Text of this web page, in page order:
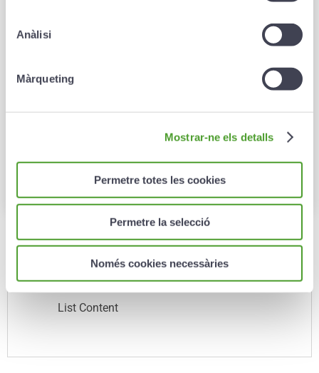
Anàlisi
Màrqueting
Mostrar-ne els detalls
Permetre totes les cookies
Permetre la selecció
Només cookies necessàries
Lorem ipsum dolor sit amet, consectetur adipisicing elit, sed do
eiusmod tempor incididunt ut labore et
Calcula la teva jubilació
List Title
List Content